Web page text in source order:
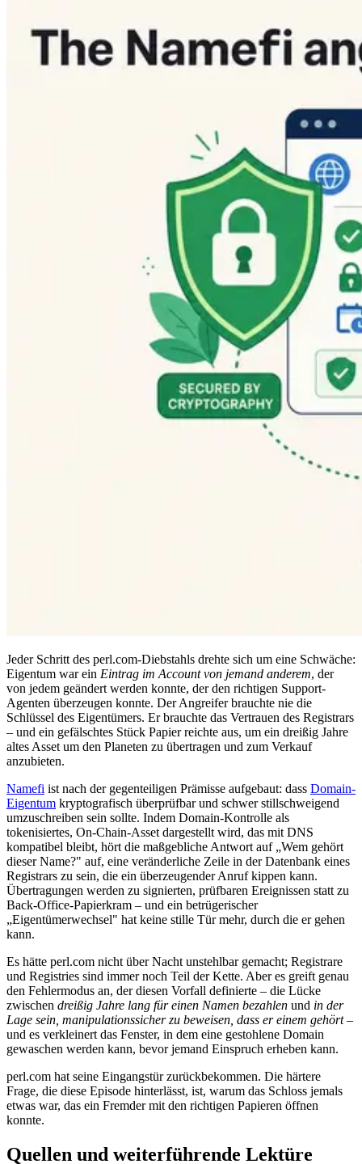
Jeder Schritt des perl.com-Diebstahls drehte sich um eine Schwäche:
Eigentum war ein Eintrag im Account von jemand anderem, der
von jedem geändert werden konnte, der den richtigen Support-
Agenten überzeugen konnte. Der Angreifer brauchte nie die
Schlüssel des Eigentümers. Er brauchte das Vertrauen des Registrars
– und ein gefälschtes Stück Papier reichte aus, um ein dreißig Jahre
altes Asset um den Planeten zu übertragen und zum Verkauf
anzubieten.
Namefi ist nach der gegenteiligen Prämisse aufgebaut: dass Domain-
Eigentum kryptografisch überprüfbar und schwer stillschweigend
umzuschreiben sein sollte. Indem Domain-Kontrolle als
tokenisiertes, On-Chain-Asset dargestellt wird, das mit DNS
kompatibel bleibt, hört die maßgebliche Antwort auf „Wem gehört
dieser Name?" auf, eine veränderliche Zeile in der Datenbank eines
Registrars zu sein, die ein überzeugender Anruf kippen kann.
Übertragungen werden zu signierten, prüfbaren Ereignissen statt zu
Back-Office-Papierkram – und ein betrügerischer
„Eigentümerwechsel" hat keine stille Tür mehr, durch die er gehen
kann.
Es hätte perl.com nicht über Nacht unstehlbar gemacht; Registrare
und Registries sind immer noch Teil der Kette. Aber es greift genau
den Fehlermodus an, der diesen Vorfall definierte – die Lücke
zwischen dreißig Jahre lang für einen Namen bezahlen und in der
Lage sein, manipulationssicher zu beweisen, dass er einem gehört–
und es verkleinert das Fenster, in dem eine gestohlene Domain
gewaschen werden kann, bevor jemand Einspruch erheben kann.
perl.com hat seine Eingangstür zurückbekommen. Die härtere
Frage, die diese Episode hinterlässt, ist, warum das Schloss jemals
etwas war, das ein Fremder mit den richtigen Papieren öffnen
konnte.
Quellen und weiterführende Lektüre